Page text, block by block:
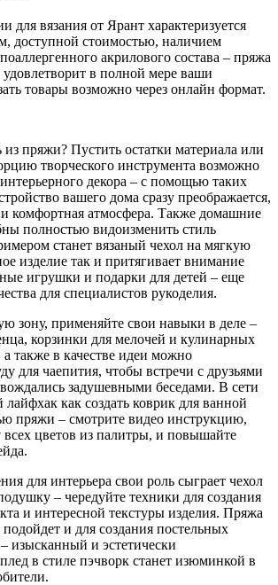
для вязания от Ярант характеризуется
доступной стоимостью, наличием
акрилового состава – пряжа
в полной мере ваши
товары возможно через онлайн формат.
пряжи? Пустить остатки материала или
творческого инструмента возможно
декора – с помощью таких
вашего дома сразу преображается,
комфортная атмосфера. Также домашние
полностью видоизменить стиль
станет вязаный чехол на мягкую
изделие так и притягивает внимание
игрушки и подарки для детей – еще
для специалистов рукоделия.
зону, применяйте свои навыки в деле –
корзинки для мелочей и кулинарных
также в качестве идеи можно
для чаепития, чтобы встречи с друзьями
задушевными беседами. В сети
лайфхак как создать коврик для ванной
пряжи – смотрите видео инструкцию,
цветов из палитры, и повышайте
для интерьера свои роль сыграет чехол
– чередуйте техники для создания
и интересной текстуры изделия. Пряжа
подойдет и для создания постельных
изысканный и эстетически
в стиле пэчворк станет изюминкой в